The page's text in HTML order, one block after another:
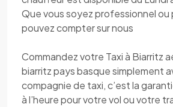
Que vous soyez professionnel ou
pouvez compter sur nous
Commandez votre Taxi à Biarritz
biarritz pays basque simplement
compagnie de taxi, c’est la
à l’heure pour votre vol ou votre